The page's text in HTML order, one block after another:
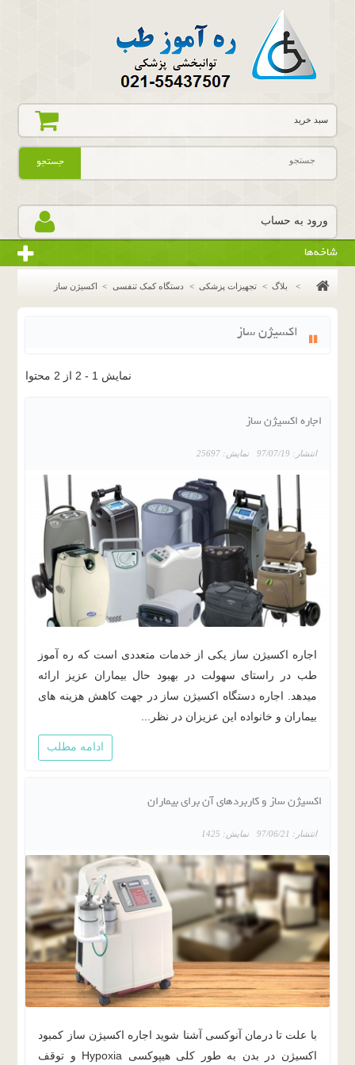
ورود به حساب
جستجو
سبد خرید
شاخه‌ها
> بلاگ > تجهیزات پزشکی > دستگاه کمک تنفسی > اکسیژن ساز
اکسیژن ساز
نمایش 1 - 2 از 2 محتوا
اجاره اکسیژن ساز
انتشار: 97/07/19 نمایش: 25697
اجاره اکسیژن ساز یکی از خدمات متعددی است که ره آموز
طب در راستای سهولت در بهبود حال بیماران عزیز ارائه
میدهد. اجاره دستگاه اکسیژن ساز در جهت کاهش هزینه های
بیماران و خانواده این عزیزان در نظر...
ادامه مطلب
اکسیژن ساز و کاربردهای آن برای بیماران
انتشار: 97/06/21 نمایش: 1425
با علت تا درمان آنوکسی آشنا شوید اجاره اکسیژن ساز کمبود
اکسیژن در بدن به طور کلی هیپوکسی Hypoxia و توقف